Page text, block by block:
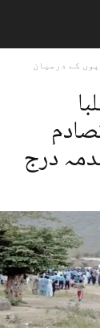
کے درمیان